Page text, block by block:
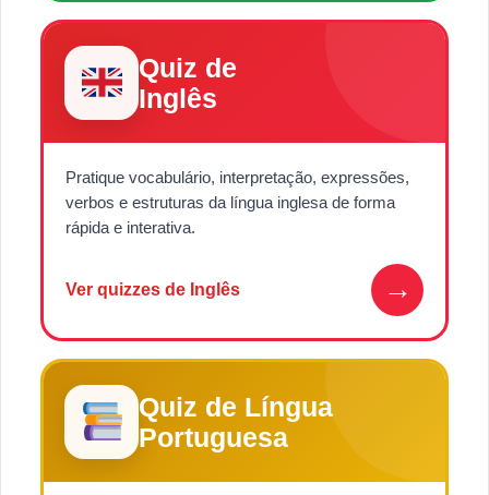
Quiz de
Inglês
Pratique vocabulário, interpretação, expressões,
verbos e estruturas da língua inglesa de forma
rápida e interativa.
Ver quizzes de Inglês →
Quiz de Língua
Portuguesa